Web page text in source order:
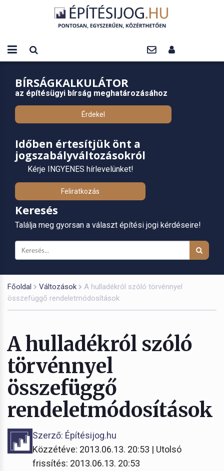
BÍRSÁGKALKULÁTOR
az építésügyi bírság meghatározásához
Érdekel
Időben értesítjük önt a
jogszabályváltozásokról
Kérje INGYENES hírlevelünket!
Feliratkozás
Keresés
Találja meg gyorsan a választ építési jogi kérdéseire!
Főoldal Változások
A hulladékról szóló törvénnyel
összefüggő rendeletmódosítások
A hulladékról szóló
törvénnyel
összefüggő
rendeletmódosítások
Szerző: Építésijog.hu
Közzétéve: 2013.06.13. 20:53 | Utolsó
frissítés: 2013.06.13. 20:53